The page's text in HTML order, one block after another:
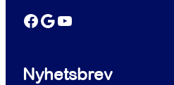
h
Facebook Google YouTube
Nyhetsbrev